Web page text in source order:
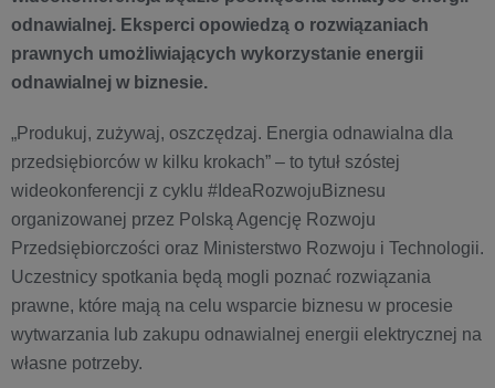
odnawialnej. Eksperci opowiedzą o rozwiązaniach
prawnych umożliwiających wykorzystanie energii
odnawialnej w biznesie.
„Produkuj, zużywaj, oszczędzaj. Energia odnawialna dla
przedsiębiorców w kilku krokach” – to tytuł szóstej
wideokonferencji z cyklu #IdeaRozwojuBiznesu
organizowanej przez Polską Agencję Rozwoju
Przedsiębiorczości oraz Ministerstwo Rozwoju i Technologii.
Uczestnicy spotkania będą mogli poznać rozwiązania
prawne, które mają na celu wsparcie biznesu w procesie
wytwarzania lub zakupu odnawialnej energii elektrycznej na
własne potrzeby.